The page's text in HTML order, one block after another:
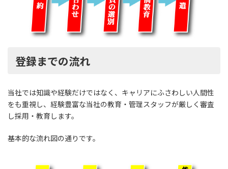
登録までの流れ
当社では知識や経験だけではなく、キャリアにふさわしい人間性
をも重視し、経験豊富な当社の教育・管理スタッフが厳しく審査
し採用・教育します。
基本的な流れ図の通りです。